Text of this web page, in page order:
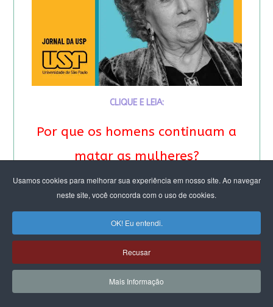
Usamos cookies para melhorar sua experiência em nosso site. Ao navegar
neste site, você concorda com o uso de cookies.
OK! Eu entendi.
Recusar
Mais Informação
CLIQUE E LEIA:
Por que os homens continuam a
matar as mulheres?
&
Feminicídio: “A noção de
propriedade é profunda”.
Entrevista especial com Eva
Alterman Blay